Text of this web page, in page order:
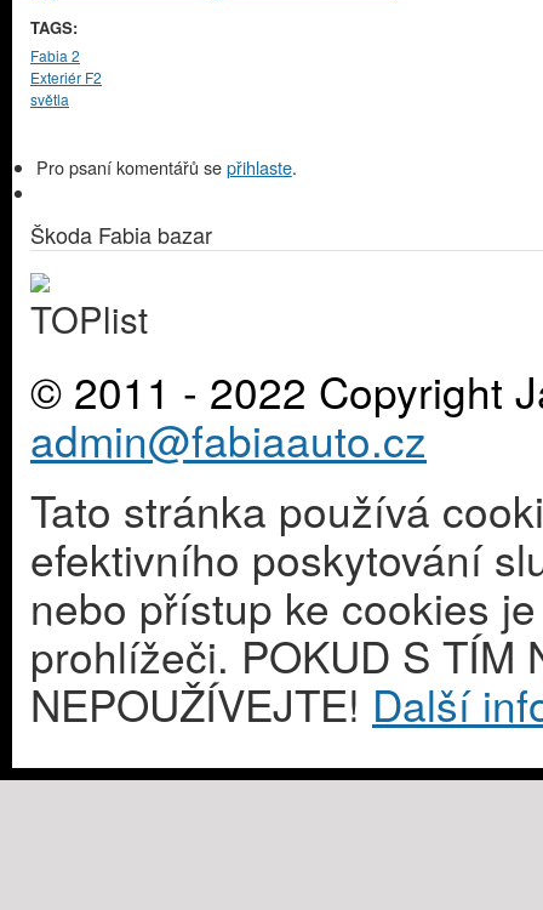
TAGS:
Fabia 2
Exteriér F2
světla
Pro psaní komentářů sepřihlaste.
Škoda Fabia bazar
© 2011 - 2022 Copyright
admin@fabiaauto.cz
Tato stránka používá
efektivního poskytování
nebo přístup ke cookies
prohlížeči. POKUD S TÍM
NEPOUŽÍVEJTE! Další